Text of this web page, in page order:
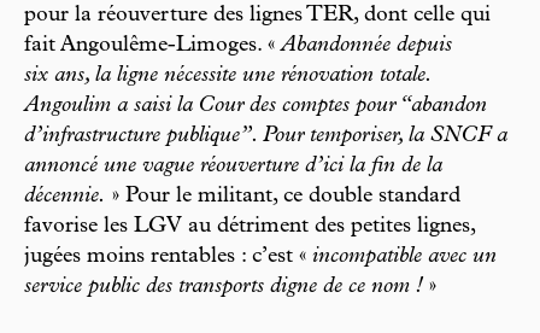
pour la réouverture des lignes TER, dont celle qui
fait Angoulême-Limoges. «Abandonnée depuis
six ans, la ligne nécessite une rénovation totale.
Angoulim a saisi la Cour des comptes pour “abandon
d’infrastructure publique”. Pour temporiser, la SNCF a
annoncé une vague réouverture d’ici la fin de la
décennie. » Pour le militant, ce double standard
favorise les LGV au détriment des petites lignes,
jugées moins rentables : c’est « incompatible avec un
service public des transports digne de ce nom ! »